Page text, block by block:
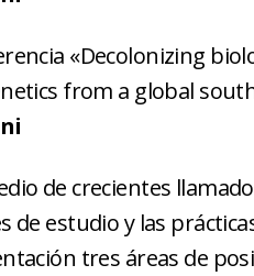
«Decolonizing
from a global
de crecientes
de estudio y las
tres áreas de